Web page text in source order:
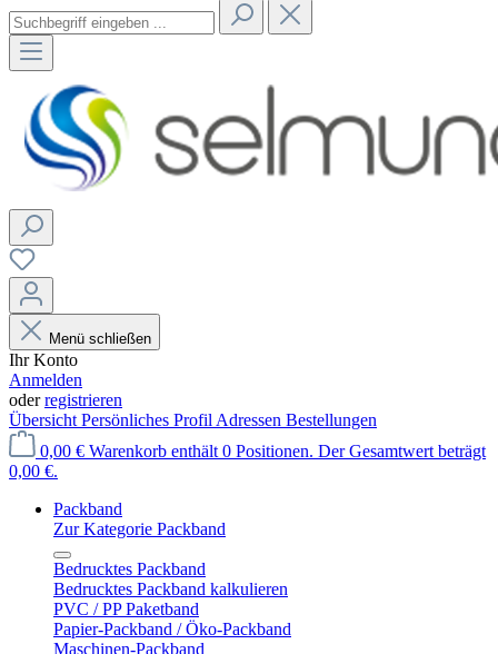
Menü schließen
Ihr Konto
Anmelden
oderregistrieren
Übersicht Persönliches Profil Adressen Bestellungen
0,00 € Warenkorb enthält 0 Positionen. Der Gesamtwert beträgt
0,00 €.
Packband
Zur Kategorie Packband
Bedrucktes Packband
Bedrucktes Packband kalkulieren
PVC / PP Paketband
Papier-Packband / Öko-Packband
Maschinen-Packband